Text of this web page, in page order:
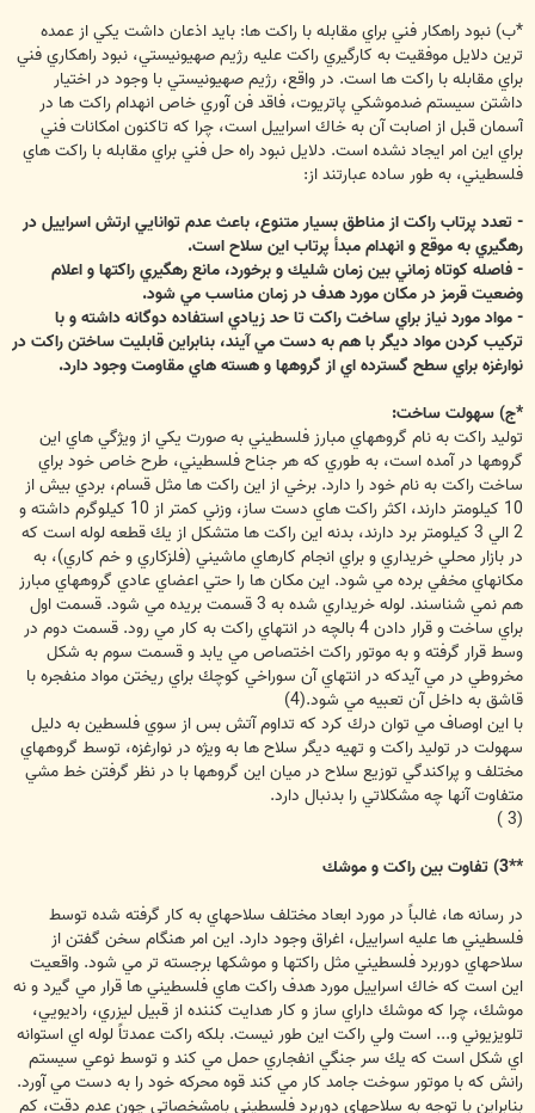
*ب) نبود راهكار فني براي مقابله با راكت ها: بايد اذعان داشت يكي از عمده
ترين دلايل موفقيت به كارگيري راكت عليه رژيم صهيونيستي، نبود راهكاري فني
براي مقابله با راكت ها است. در واقع، رژيم صهيونيستي با وجود در اختيار
داشتن سيستم ضدموشكي پاتريوت، فاقد فن آوري خاص انهدام راكت ها در
آسمان قبل از اصابت آن به خاك اسراييل است، چرا كه تاكنون امكانات فني
براي اين امر ايجاد نشده است. دلايل نبود راه حل فني براي مقابله با راكت هاي
فلسطيني، به طور ساده عبارتند از:
- تعدد پرتاب راكت از مناطق بسيار متنوع، باعث عدم توانايي ارتش اسراييل در
رهگيري به موقع و انهدام مبدأ پرتاب اين سلاح است.
- فاصله كوتاه زماني بين زمان شليك و برخورد، مانع رهگيري راكتها و اعلام
وضعيت قرمز در مكان مورد هدف در زمان مناسب مي شود.
- مواد مورد نياز براي ساخت راكت تا حد زيادي استفاده دوگانه داشته و با
تركيب كردن مواد ديگر با هم به دست مي آيند، بنابراين قابليت ساختن راكت در
نوارغزه براي سطح گسترده اي از گروهها و هسته هاي مقاومت وجود دارد.
*ج) سهولت ساخت:
توليد راكت به نام گروههاي مبارز فلسطيني به صورت يكي از ويژگي هاي اين
گروهها در آمده است، به طوري كه هر جناح فلسطيني، طرح خاص خود براي
ساخت راكت به نام خود را دارد. برخي از اين راكت ها مثل قسام، بردي بيش از
10 كيلومتر دارند، اكثر راكت هاي دست ساز، وزني كمتر از 10 كيلوگرم داشته و
2 الي 3 كيلومتر برد دارند، بدنه اين راكت ها متشكل از يك قطعه لوله است كه
در بازار محلي خريداري و براي انجام كارهاي ماشيني (فلزكاري و خم كاري)، به
مكانهاي مخفي برده مي شود. اين مكان ها را حتي اعضاي عادي گروههاي مبارز
هم نمي شناسند. لوله خريداري شده به 3 قسمت بريده مي شود. قسمت اول
براي ساخت و قرار دادن 4 بالچه در انتهاي راكت به كار مي رود. قسمت دوم در
وسط قرار گرفته و به موتور راكت اختصاص مي يابد و قسمت سوم به شكل
مخروطي در مي آيدكه در انتهاي آن سوراخي كوچك براي ريختن مواد منفجره با
قاشق به داخل آن تعبيه مي شود.(4)
با اين اوصاف مي توان درك كرد كه تداوم آتش بس از سوي فلسطين به دليل
سهولت در توليد راكت و تهيه ديگر سلاح ها به ويژه در نوارغزه، توسط گروههاي
مختلف و پراكندگي توزيع سلاح در ميان اين گروهها با در نظر گرفتن خط مشي
متفاوت آنها چه مشكلاتي را بدنبال دارد.
(3 )
**3) تفاوت بين راكت و موشك
در رسانه ها، غالباً در مورد ابعاد مختلف سلاحهاي به كار گرفته شده توسط
فلسطيني ها عليه اسراييل، اغراق وجود دارد. اين امر هنگام سخن گفتن از
سلاحهاي دوربرد فلسطيني مثل راكتها و موشكها برجسته تر مي شود. واقعيت
اين است كه خاك اسراييل مورد هدف راكت هاي فلسطيني ها قرار مي گيرد و نه
موشك، چرا كه موشك داراي ساز و كار هدايت كننده از قبيل ليزري، راديويي،
تلويزيوني و... است ولي راكت اين طور نيست. بلكه راكت عمدتاً لوله اي استوانه
اي شكل است كه يك سر جنگي انفجاري حمل مي كند و توسط نوعي سيستم
رانش كه با موتور سوخت جامد كار مي كند قوه محركه خود را به دست مي آورد.
بنابراين با توجه به سلاحهاي دوربرد فلسطيني بامشخصاتي چون عدم دقت، كم